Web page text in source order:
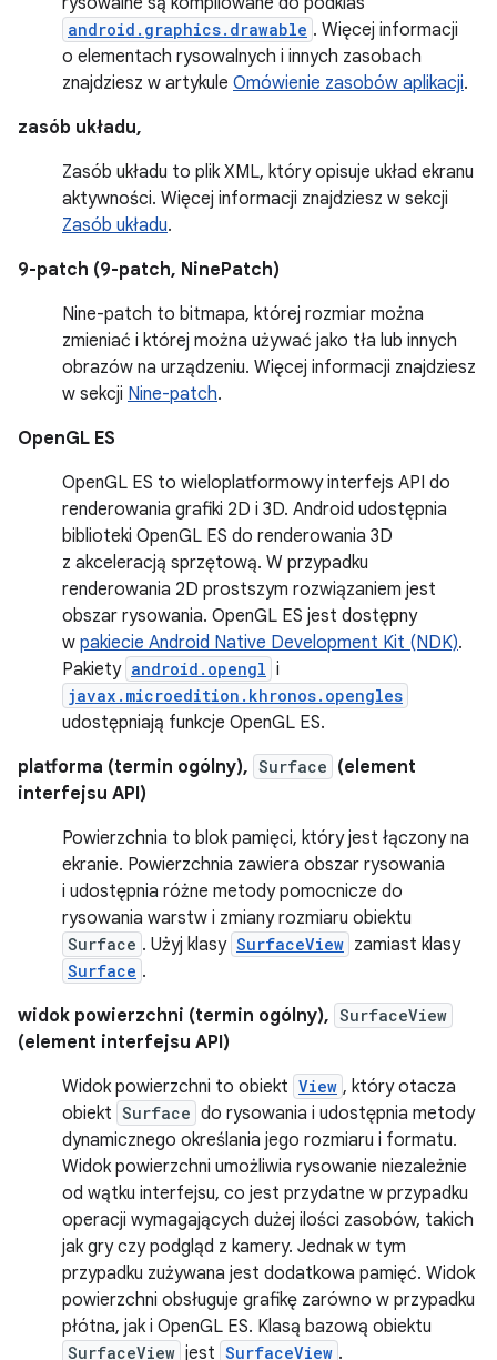
android.graphics.drawable . Więcej informacji
o elementach rysowalnych i innych zasobach
znajdziesz w artykule Omówienie zasobów aplikacji.
zasób układu,
Zasób układu to plik XML, który opisuje układ ekranu
aktywności. Więcej informacji znajdziesz w sekcji
Zasób układu.
9-patch (9-patch, NinePatch)
Nine-patch to bitmapa, której rozmiar można
zmieniać i której można używać jako tła lub innych
obrazów na urządzeniu. Więcej informacji znajdziesz
w sekcji Nine-patch.
OpenGL ES
OpenGL ES to wieloplatformowy interfejs API do
renderowania grafiki 2D i 3D. Android udostępnia
biblioteki OpenGL ES do renderowania 3D
z akceleracją sprzętową. W przypadku
renderowania 2D prostszym rozwiązaniem jest
obszar rysowania. OpenGL ES jest dostępny
w pakiecie Android Native Development Kit (NDK).
Pakiety android.opengl i
javax.microedition.khronos.opengles
udostępniają funkcje OpenGL ES.
platforma (termin ogólny), Surface (element
interfejsu API)
Powierzchnia to blok pamięci, który jest łączony na
ekranie. Powierzchnia zawiera obszar rysowania
i udostępnia różne metody pomocnicze do
rysowania warstw i zmiany rozmiaru obiektu
Surface . Użyj klasy SurfaceView zamiast klasy
Surface .
widok powierzchni (termin ogólny), SurfaceView
(element interfejsu API)
Widok powierzchni to obiekt View , który otacza
obiekt Surface do rysowania i udostępnia metody
dynamicznego określania jego rozmiaru i formatu.
Widok powierzchni umożliwia rysowanie niezależnie
od wątku interfejsu, co jest przydatne w przypadku
operacji wymagających dużej ilości zasobów, takich
jak gry czy podgląd z kamery. Jednak w tym
przypadku zużywana jest dodatkowa pamięć. Widok
powierzchni obsługuje grafikę zarówno w przypadku
płótna, jak i OpenGL ES. Klasą bazową obiektu
SurfaceView jest SurfaceView .